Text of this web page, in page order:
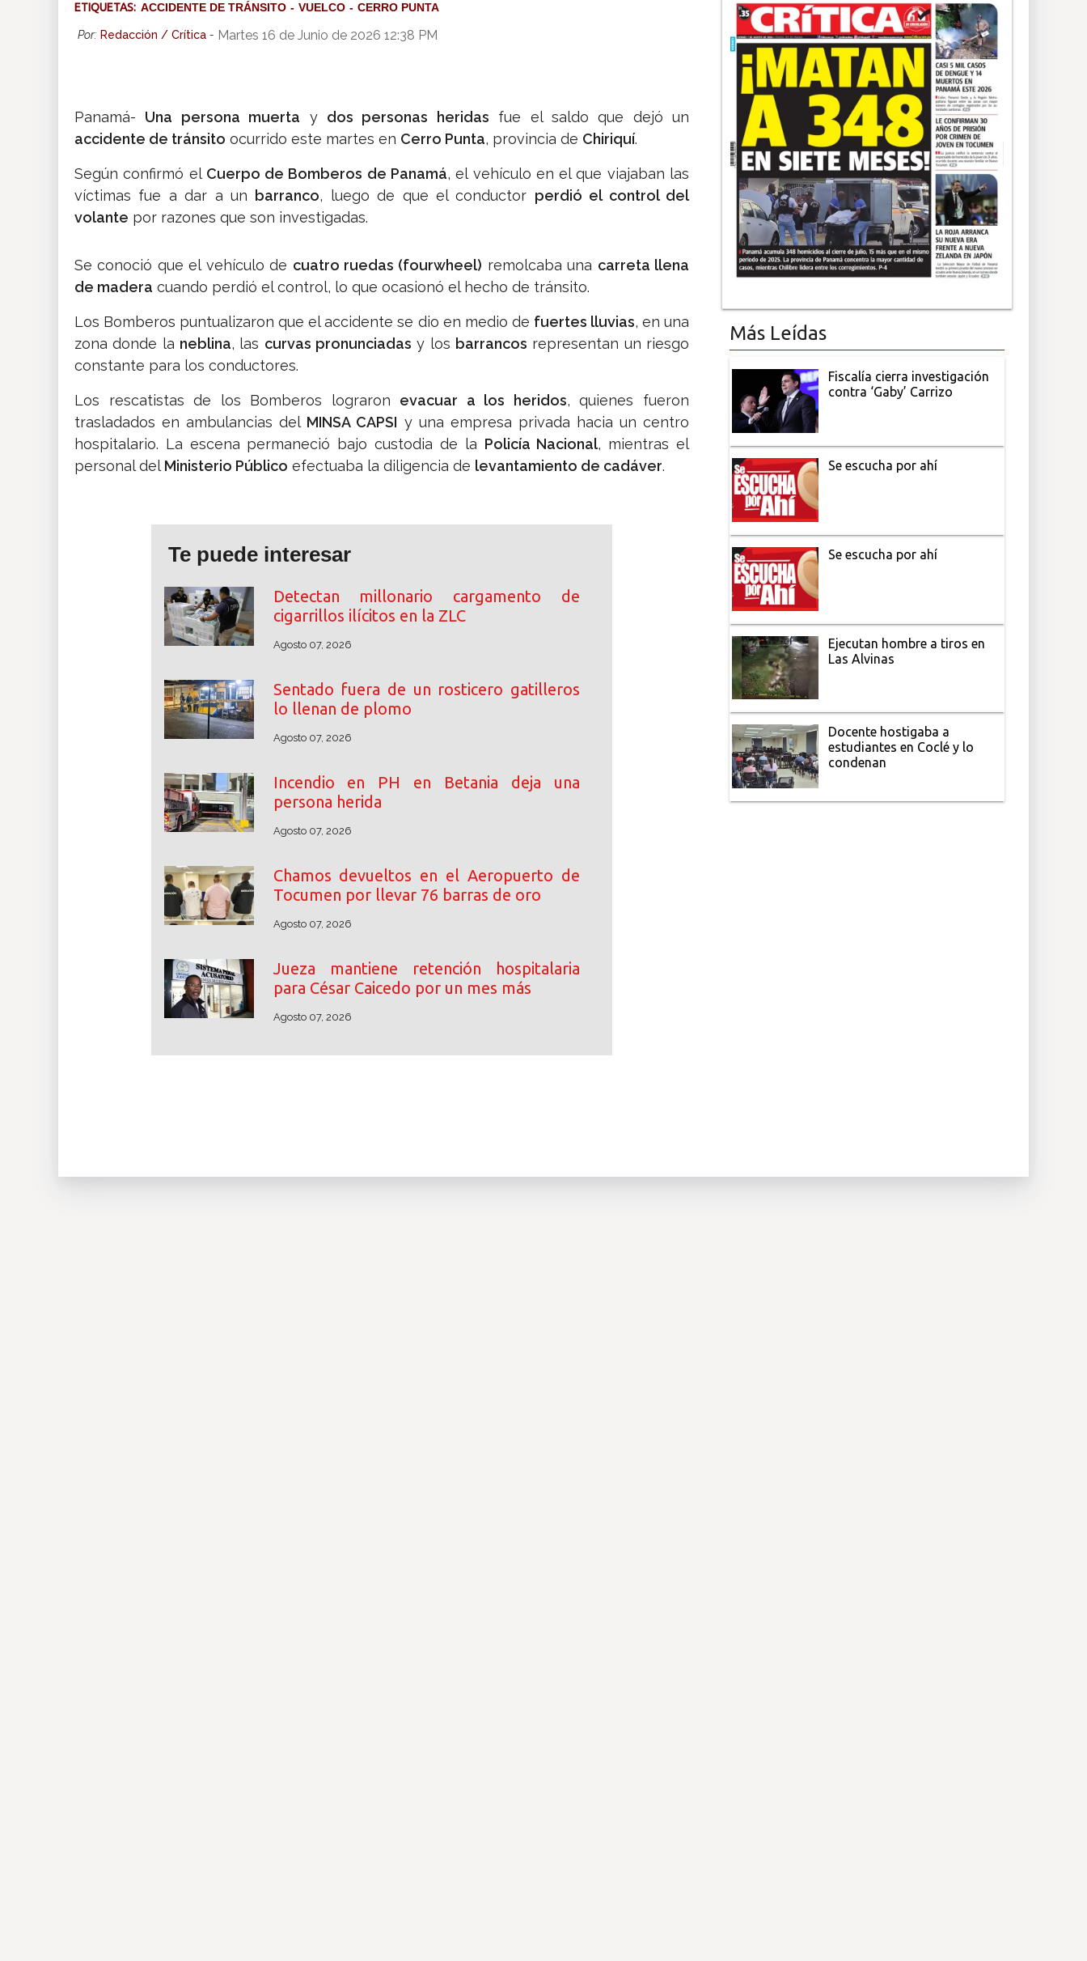
ETIQUETAS: ACCIDENTE DE TRÁNSITO VUELCO CERRO PUNTA
Por: Redacción / Crítica - Martes 16 de Junio de 2026 12:38 PM
Panamá- Una persona muerta y dos personas heridas fue el saldo que dejó un
accidente de tránsito ocurrido este martes en Cerro Punta, provincia de Chiriquí.
Según confirmó el Cuerpo de Bomberos de Panamá, el vehículo en el que viajaban las
víctimas fue a dar a un
barranco, luego de que el conductor perdió el control del
volante por razones que son investigadas.
Se conoció que el vehículo de cuatro ruedas (fourwheel) remolcaba una carreta llena
de madera cuando perdió el control, lo que ocasionó el hecho de tránsito.
Los Bomberos puntualizaron que el accidente se dio en medio de fuertes lluvias, en una
zona donde la neblina, las curvas pronunciadas y los barrancos representan un riesgo
constante para los conductores.
Los rescatistas de los Bomberos lograron evacuar a los heridos, quienes fueron
trasladados en ambulancias del MINSA CAPSI y una empresa privada hacia un centro
hospitalario. La escena permaneció bajo custodia de la Policía Nacional, mientras el
personal delMinisterio Público efectuaba la diligencia de levantamiento de cadáver.
Te puede interesar
Detectan millonario cargamento de
cigarrillos ilícitos en la ZLC
Agosto 07, 2026
Sentado fuera de un rosticero gatilleros
lo llenan de plomo
Agosto 07, 2026
Incendio en PH en Betania deja una
persona herida
Agosto 07, 2026
Chamos devueltos en el Aeropuerto de
Tocumen por llevar 76 barras de oro
Agosto 07, 2026
Jueza mantiene retención hospitalaria
para César Caicedo por un mes más
Agosto 07, 2026
Más Leídas
Fiscalía cierra investigación
contra ‘Gaby’ Carrizo
Se escucha por ahí
Se escucha por ahí
Ejecutan hombre a tiros en
Las Alvinas
Docente hostigaba a
estudiantes en Coclé y lo
condenan